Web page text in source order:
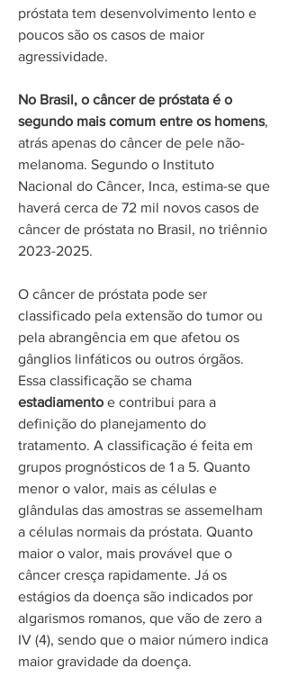
próstata tem desenvolvimento lento e
poucos são os casos de maior
agressividade.
No Brasil, o câncer de próstata é o
segundo mais comum entre os homens,
atrás apenas do câncer de pele não-
melanoma. Segundo o Instituto
Nacional do Câncer, Inca, estima-se que
haverá cerca de 72 mil novos casos de
câncer de próstata no Brasil, no triênnio
2023-2025.
O câncer de próstata pode ser
classificado pela extensão do tumor ou
pela abrangência em que afetou os
gânglios linfáticos ou outros órgãos.
Essa classificação se chama
estadiamento e contribui para a
definição do planejamento do
tratamento. A classificação é feita em
grupos prognósticos de 1 a 5. Quanto
menor o valor, mais as células e
glândulas das amostras se assemelham
a células normais da próstata. Quanto
maior o valor, mais provável que o
câncer cresça rapidamente. Já os
estágios da doença são indicados por
algarismos romanos, que vão de zero a
IV (4), sendo que o maior número indica
maior gravidade da doença.